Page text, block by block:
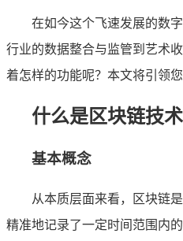
在如今这个飞速发展的数
行业的数据整合与监管到艺术
着怎样的功能呢？本文将引领
什么是区块链技术
基本概念
从本质层面来看，区块链
精准地记录了一定时间范围内